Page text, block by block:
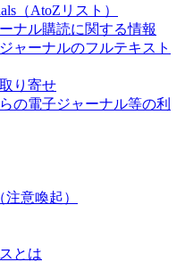
（AtoZリスト）
ナル購読に関する情報
ャーナルのフルテキスト
り寄せ
の電子ジャーナル等の利
意喚起）
とは